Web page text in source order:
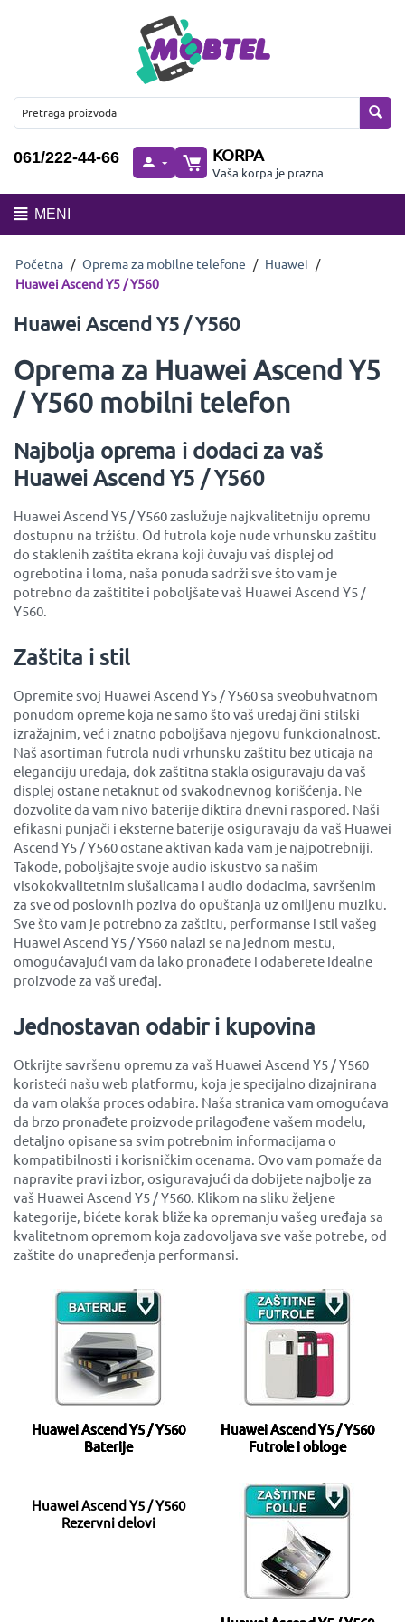
061/222-44-66 KORPA
Vaša korpa je prazna
MENI
Početna / Oprema za mobilne telefone / Huawei /
Huawei Ascend Y5 / Y560
Huawei Ascend Y5 / Y560
Oprema za Huawei Ascend Y5
/ Y560 mobilni telefon
Najbolja oprema i dodaci za vaš
Huawei Ascend Y5 / Y560
Huawei Ascend Y5 / Y560 zaslužuje najkvalitetniju opremu
dostupnu na tržištu. Od futrola koje nude vrhunsku zaštitu
do staklenih zaštita ekrana koji čuvaju vaš displej od
ogrebotina i loma, naša ponuda sadrži sve što vam je
potrebno da zaštitite i poboljšate vaš Huawei Ascend Y5 /
Y560.
Zaštita i stil
Opremite svoj Huawei Ascend Y5 / Y560 sa sveobuhvatnom
ponudom opreme koja ne samo što vaš uređaj čini stilski
izražajnim, već i znatno poboljšava njegovu funkcionalnost.
Naš asortiman futrola nudi vrhunsku zaštitu bez uticaja na
eleganciju uređaja, dok zaštitna stakla osiguravaju da vaš
displej ostane netaknut od svakodnevnog korišćenja. Ne
dozvolite da vam nivo baterije diktira dnevni raspored. Naši
efikasni punjači i eksterne baterije osiguravaju da vaš Huawei
Ascend Y5 / Y560 ostane aktivan kada vam je najpotrebniji.
Takođe, poboljšajte svoje audio iskustvo sa našim
visokokvalitetnim slušalicama i audio dodacima, savršenim
za sve od poslovnih poziva do opuštanja uz omiljenu muziku.
Sve što vam je potrebno za zaštitu, performanse i stil vašeg
Huawei Ascend Y5 / Y560 nalazi se na jednom mestu,
omogućavajući vam da lako pronađete i odaberete idealne
proizvode za vaš uređaj.
Jednostavan odabir i kupovina
Otkrijte savršenu opremu za vaš Huawei Ascend Y5 / Y560
koristeći našu web platformu, koja je specijalno dizajnirana
da vam olakša proces odabira. Naša stranica vam omogućava
da brzo pronađete proizvode prilagođene vašem modelu,
detaljno opisane sa svim potrebnim informacijama o
kompatibilnosti i korisničkim ocenama. Ovo vam pomaže da
napravite pravi izbor, osiguravajući da dobijete najbolje za
vaš Huawei Ascend Y5 / Y560. Klikom na sliku željene
kategorije, bićete korak bliže ka opremanju vašeg uređaja sa
kvalitetnom opremom koja zadovoljava sve vaše potrebe, od
zaštite do unapređenja performansi.
Huawei Ascend Y5 / Y560
Baterije
Huawei Ascend Y5 / Y560
Futrole i obloge
Huawei Ascend Y5 / Y560
Rezervni delovi